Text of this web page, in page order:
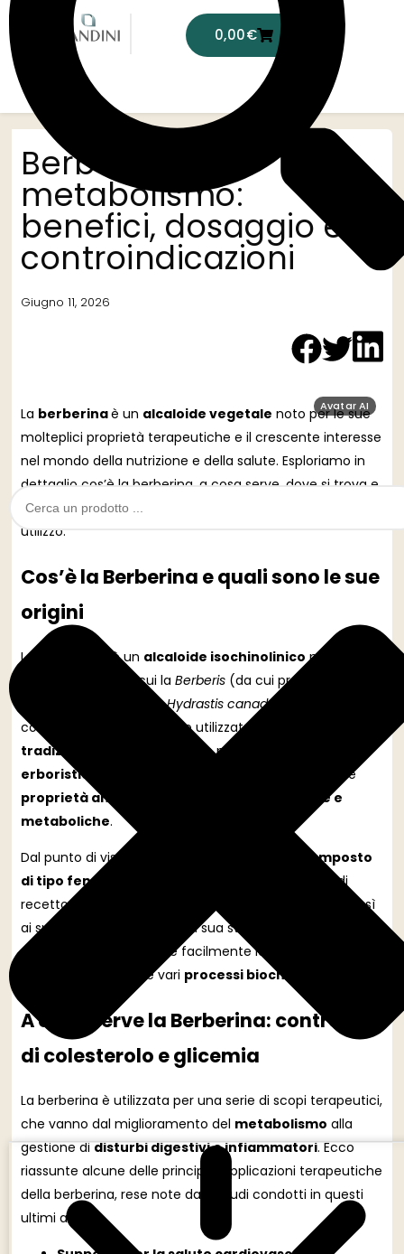
0,00€
Berberina e
metabolismo:
benefici, dosaggio e
controindicazioni
Giugno 11, 2026
Avatar AI
La berberinaè un alcaloide vegetale noto per le sue
molteplici proprietà terapeutiche e il crescente interesse
nel mondo della nutrizione e della salute. Esploriamo in
dettaglio cos’è la berberina, a cosa serve, dove si trova e
quali sono le raccomandazioni quotidiane per il suo
utilizzo.
Cos’è la Berberina e quali sono le sue
origini
La è un alcaloide isochinolinicopresente in
diverse piante, tra cui laBerberis (da cui prende il nome),
e laHydrastis canadensis
composto naturale è stato utilizzato nella
tradizionale cinese
e in altre pratiche di
erboristica
per secoli. La berberina è nota per le sue
proprietà antimicrobiche, antinfiammatorie e
metaboliche.
Dal punto di vista chimico, la berberina è un
composto
di tipo fenolico
che può interagire con una serie di
recettori ed enzimi nel corpo umano, contribuendo così
ai suoi effetti terapeutici. La sua struttura chimica le
consente di attraversare facilmente le membrane
cellulari e influenzare vari processi biochimici
A cosa serve la Berberina: controllo
di colesterolo e glicemia
La berberina è utilizzata per una serie di scopi terapeutici,
che vanno dal miglioramento del metabolismo alla
gestione didisturbi digestivi e infiammatori. Ecco
riassunte alcune delle principali applicazioni terapeutiche
della berberina, rese note dagli studi condotti in questi
ultimi anni: